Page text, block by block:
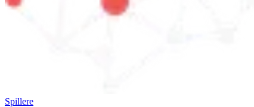
Spillere